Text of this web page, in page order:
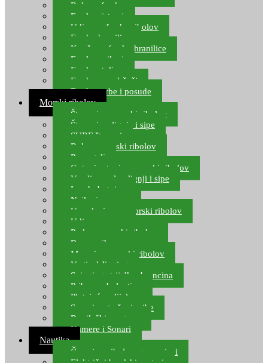
Role za feeder
Feeder sistemi
Udice za feeder ribolov
Feeder hranilice
Kopče za feeder hranilice
Feeder najloni
Feeder stolice
Feeder arm držači
Feeder torbe i posude
Morski ribolov
Štapovi za morski ribolov
Štapovi za lignje i sipe
SURF štapovi
Role za morski ribolov
Parangali
Gotovi setovi za morski ribolov
Varalice za lov lignji i sipe
Lov hobotnice
Najloni za more
Upredenice za morski ribolov
Udice za more
Perle za morski ribolov
Brum prihrana za more
Mamci za morski ribolov
Vertical Jigging
Spinning strijelke, brancina
Pribor za bolentino
Plutajuća odijela
Sonari za traženje ribe
Ronilački program
Kamere i Sonari
Nautika
Čamci za ribolov, gumenjaci